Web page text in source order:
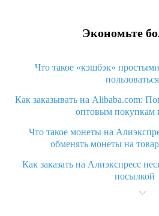
Экономьте
Что такое «кэшбэк»
Как заказывать на Alibaba.com:
оптовым покупкам
Что такое монеты на
обменять монеты на
Как заказать на Алиэкспресс
посылкой
Что значит статус «Заказ